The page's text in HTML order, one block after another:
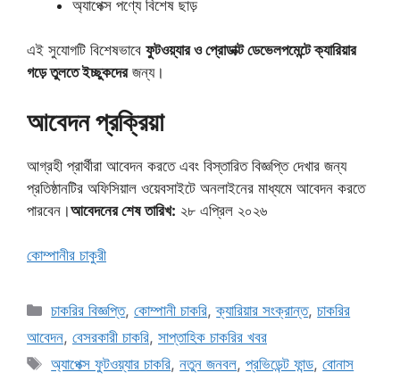
অ্যাপেক্স পণ্যে বিশেষ ছাড়
এই সুযোগটি বিশেষভাবে ফুটওয়্যার ও প্রোডাক্ট ডেভেলপমেন্টে ক্যারিয়ার
গড়ে তুলতে ইচ্ছুকদেরজন্য।
আবেদন প্রক্রিয়া
আগ্রহী প্রার্থীরা আবেদন করতে এবং বিস্তারিত বিজ্ঞপ্তি দেখার জন্য
প্রতিষ্ঠানটির অফিসিয়াল ওয়েবসাইটে অনলাইনের মাধ্যমে আবেদন করতে
পারবেন।আবেদনের শেষ তারিখ: ২৮ এপ্রিল ২০২৬
কোম্পানীর চাকুরী
Categories
চাকরির বিজ্ঞপ্তি,কোম্পানী চাকরি,ক্যারিয়ার সংক্রান্ত,চাকরির
আবেদন, বেসরকারী চাকরি, সাপ্তাহিক চাকরির খবর
Tags
অ্যাপেক্স ফুটওয়্যার চাকরি,নতুন জনবল,প্রভিডেন্ট ফান্ড,বোনাস